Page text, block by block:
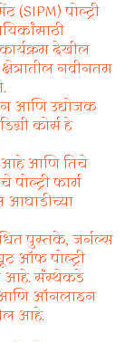
पोल्ट्री
देखील
नवीनतम
आणि उद्योजक
कोर्स हे
आहे आणि तिचे
फार्म
आघाडीच्या
पुस्तके, जर्नल्स
ऑफ पोल्ट्री
आहे. संस्थेकडे
आणि ऑनलाइन
आहे.